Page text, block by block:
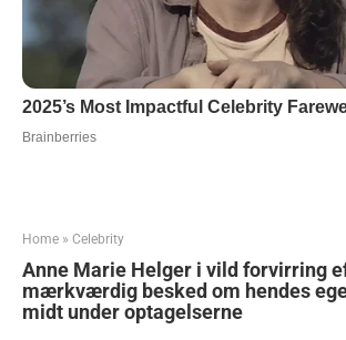
Home » Celebrity
Anne Marie Helger i vild forvirring
mærkværdig besked om hendes
midt under optagelserne